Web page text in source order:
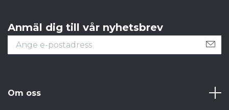
Anmäl dig till vår nyhetsbrev
Om oss